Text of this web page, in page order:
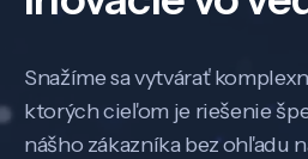
Snažíme sa vytvárať
ktorých cieľom je riešenie
nášho zákazníka bez ohľadu